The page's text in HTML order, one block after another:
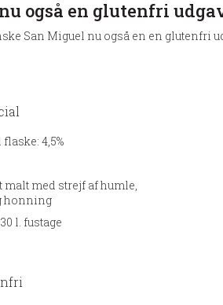
også en glutenfri
San Miguel nu også en en glutenfri
flaske: 4,5%
malt med strejf af humle,
honning
l. fustage